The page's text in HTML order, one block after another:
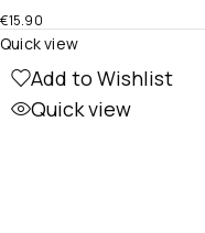
€15.90
Add to Wishlist
Quick view
Quick view